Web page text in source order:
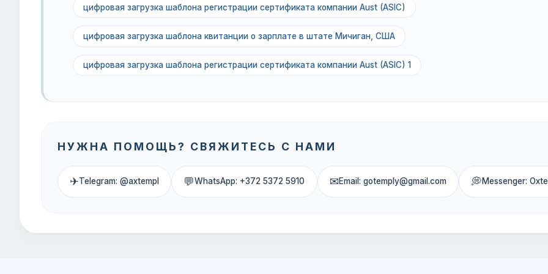
цифровая загрузка шаблона регистрации сертификата компании Aust (ASIC)
цифровая загрузка шаблона квитанции о зарплате в штате Мичиган, США
цифровая загрузка шаблона регистрации сертификата компании Aust (ASIC) 1
НУЖНА ПОМОЩЬ? СВЯЖИТЕСЬ С НАМИ
✈Telegram: @axtempl 💬WhatsApp: +372 5372 5910 ✉Email: gotemply@gmail.com 💭Messenger: